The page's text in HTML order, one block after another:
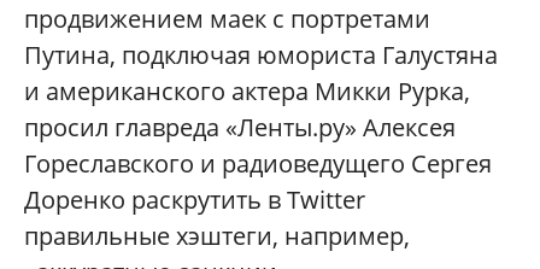
продвижением маек с портретами
Путина, подключая юмориста Галустяна
и американского актера Микки Рурка,
просил главреда «Ленты.ру» Алексея
Гореславского и радиоведущего Сергея
Доренко раскрутить в Twitter
правильные хэштеги, например,